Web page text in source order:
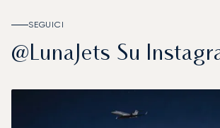
SEGUICI
@LunaJets Su